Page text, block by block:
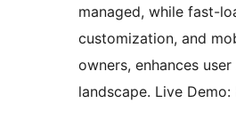
managed, while fast-
customization, and
owners, enhances
landscape. Live